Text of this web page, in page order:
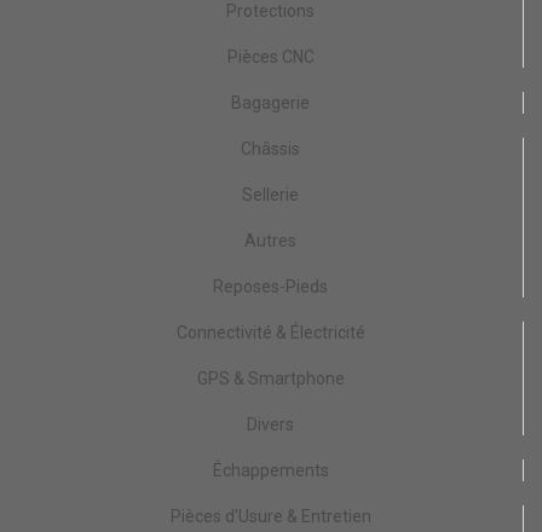
Protections
Pièces CNC
Bagagerie
Châssis
Sellerie
Autres
Reposes-Pieds
Connectivité & Électricité
GPS & Smartphone
Divers
Échappements
Pièces d'Usure & Entretien